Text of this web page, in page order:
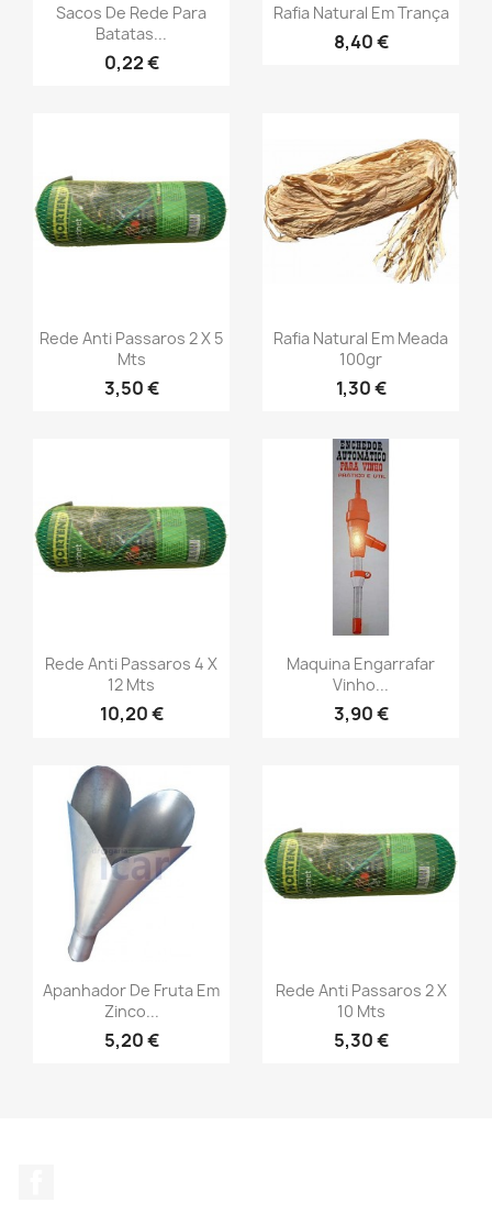
Sacos De Rede Para
Batatas...
0,22 €
Rafia Natural Em Trança
8,40 €
Rede Anti Passaros 2 X 5
Mts
3,50 €
Rafia Natural Em Meada
100gr
1,30 €
Rede Anti Passaros 4 X
12 Mts
10,20 €
Maquina Engarrafar
Vinho...
3,90 €
Apanhador De Fruta Em
Zinco...
5,20 €
Rede Anti Passaros 2 X
10 Mts
5,30 €